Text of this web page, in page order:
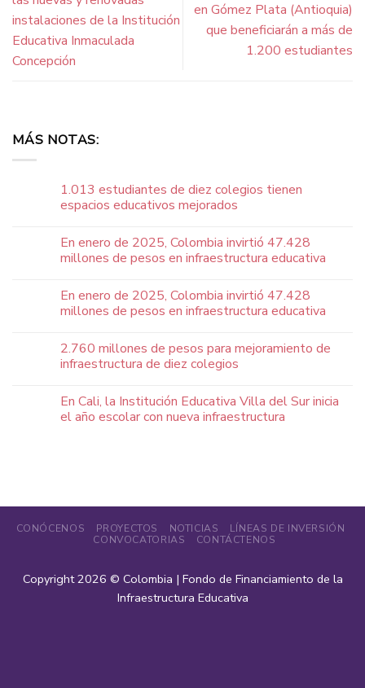
instalaciones de la Institución
Educativa Inmaculada
Concepción
en Gómez Plata (Antioquia)
que beneficiarán a más de
1.200 estudiantes
MÁS NOTAS:
1.013 estudiantes de diez colegios tienen
espacios educativos mejorados
En enero de 2025, Colombia invirtió 47.428
millones de pesos en infraestructura educativa
En enero de 2025, Colombia invirtió 47.428
millones de pesos en infraestructura educativa
2.760 millones de pesos para mejoramiento de
infraestructura de diez colegios
En Cali, la Institución Educativa Villa del Sur inicia
el año escolar con nueva infraestructura
CONÓCENOS PROYECTOS NOTICIAS
LÍNEAS DE INVERSIÓN
CONVOCATORIAS
CONTÁCTENOS
Copyright 2026 © Colombia | Fondo de Financiamiento de la
Infraestructura Educativa